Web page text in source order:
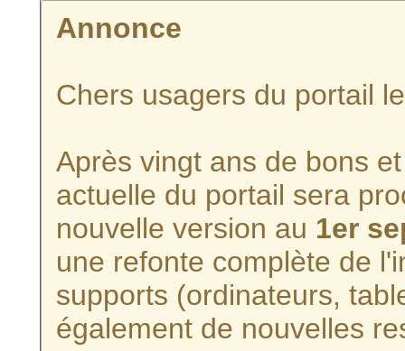
Annonce
Chers usagers du portail
Après vingt ans de bons
actuelle du portail sera
nouvelle version au 1er
une refonte complète de
supports (ordinateurs,
également de nouvelles